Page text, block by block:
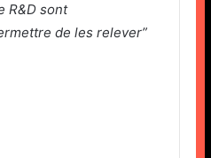
R&D sont
de les relever”